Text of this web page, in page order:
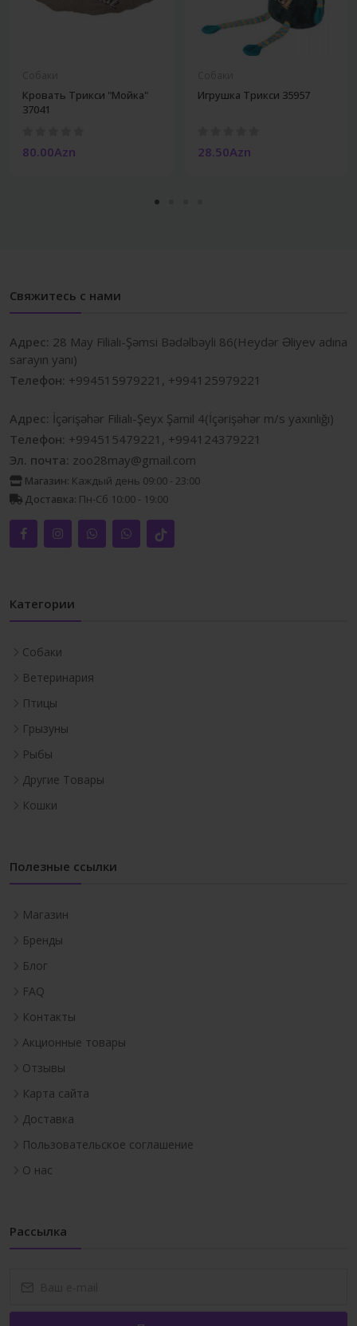
Кровать Трикси "Мойка"
37041
80.00Azn
Игрушка Трикси 35957
28.50Azn
Свяжитесь с нами
Адрес: 28 May Filialı-Şəmsi Bədəlbəyli 86(Heydər Əliyev adına
sarayın yanı)
Телефон: +994515979221, +994125979221
Адрес: İçərişəhər Filialı-Şeyx Şamil 4(İçərişəhər m/s yaxınlığı)
Телефон: +994515479221, +994124379221
Эл. почта: zoo28may@gmail.com
Магазин: Каждый день 09:00 - 23:00
Доставка: Пн-Сб 10:00 - 19:00
Категории
Собаки
Ветеринария
Птицы
Грызуны
Рыбы
Другие Товары
Кошки
Полезные ссылки
Магазин
Бренды
Блог
FAQ
Контакты
Акционные товары
Отзывы
Карта сайта
Доставка
Пользовательское соглашение
О нас
Рассылка